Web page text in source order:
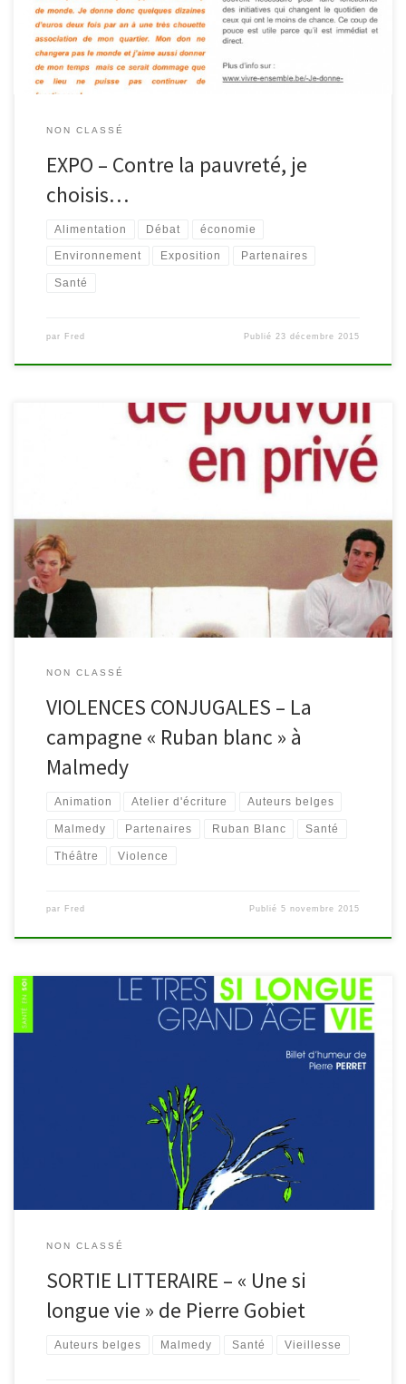
concrètement pour lutter contre la pauvreté, pour […]
NON CLASSÉ
EXPO – Contre la pauvreté, je
choisis…
Alimentation Débat économie
Environnement Exposition Partenaires
Santé
par Fred Publié 23 décembre 2015
Du 23 novembre au 4 décembre 2015 a lieu la campagne Ruban
monde. Découvrez dans cet article ce qui se passe à Malmedy et
alentours. Dénonçons la violence qui se cache… Porter le ruban
blanc signifie que l’on s’engage publiquement […]
NON CLASSÉ
VIOLENCES CONJUGALES – La
campagne « Ruban blanc » à
Malmedy
Animation Atelier d'écriture Auteurs belges
Malmedy Partenaires Ruban Blanc Santé
Théâtre Violence
par Fred Publié5 novembre 2015
Découvrez Une si longue vie, le dernier ouvrage du psychologue
stavelotain Pierre Gobiet. Il traite des personnes très âgées et
vient de paraître aux éditions Mardaga (disponible dès à présent à
la bibliothèque). À quoi pensent donc les personnes très, très
vieilles, qui donnent parfois l’impression de ne plus rien […]
NON CLASSÉ
SORTIE LITTERAIRE – « Une si
longue vie » de Pierre Gobiet
Auteurs belges Malmedy Santé Vieillesse